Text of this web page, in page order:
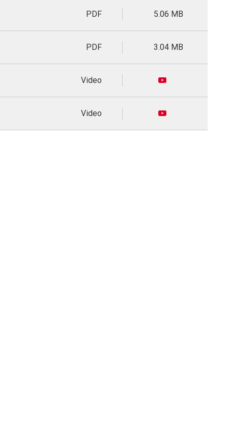
PDF 5.06 MB
PDF 3.04 MB
Video
Video